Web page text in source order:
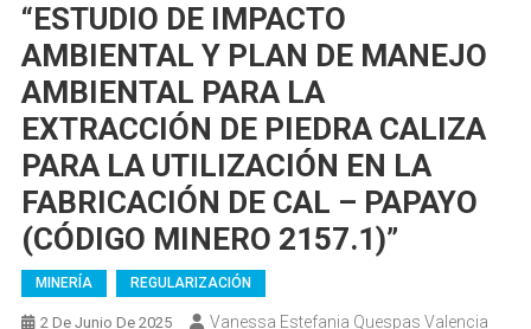
“ESTUDIO DE IMPACTO
AMBIENTAL Y PLAN DE MANEJO
AMBIENTAL PARA LA
EXTRACCIÓN DE PIEDRA CALIZA
PARA LA UTILIZACIÓN EN LA
FABRICACIÓN DE CAL – PAPAYO
(CÓDIGO MINERO 2157.1)”
MINERÍA REGULARIZACIÓN
2 De Junio De 2025 Vanessa Estefania Quespas Valencia